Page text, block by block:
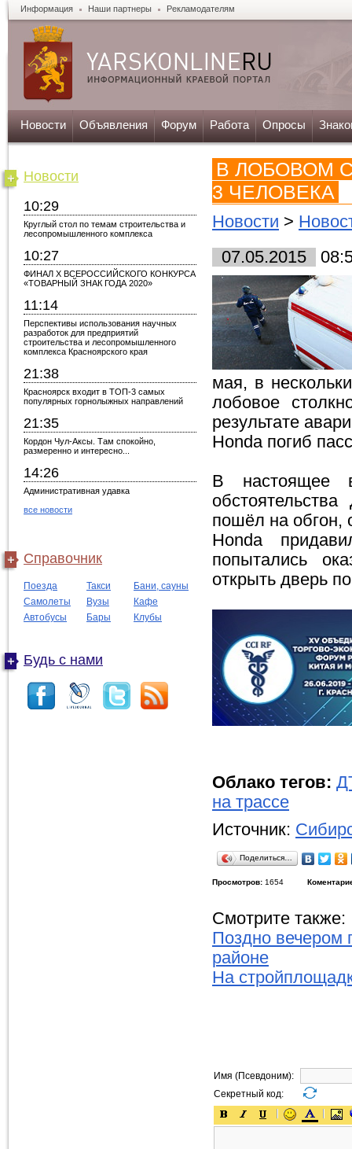
Информация Наши партнеры Рекламодателям
Новости Объявления Форум Работа Опросы
Новости
10:29
Круглый стол по темам строительства и
лесопромышленного комплекса
10:27
ФИНАЛ X ВСЕРОССИЙСКОГО КОНКУРСА
«ТОВАРНЫЙ ЗНАК ГОДА 2020»
11:14
Перспективы использования научных
разработок для предприятий
строительства и лесопромышленного
комплекса Красноярского края
21:38
Красноярск входит в ТОП-3 самых
популярных горнолыжных направлений
21:35
Кордон Чул-Аксы. Там спокойно,
размеренно и интересно...
14:26
Административная удавка
все новости
Справочник
Поезда Такси
Бани, сауны
Самолеты
Вузы
Кафе
Автобусы
Бары Клубы
Будь с нами
В ЛОБОВОМ
3 ЧЕЛОВЕКА
Новости >
07.05.2015
мая, в
лобовое
результате
Honda погиб
В настоящее
пошёл на обгон,
Honda
попытались
открыть дверь
Облако тегов:
на трассе
Источник:
Поделиться…
Просмотров: 1654
Смотрите также:
Поздно вечером
районе
На
Имя (Псевдоним):
Секретный код: